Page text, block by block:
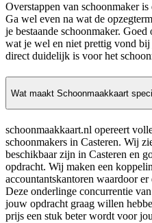
Overstappen van schoonmaker
Ga wel even na wat de
je bestaande schoonmaker.
wat je wel en niet prettig vond
direct duidelijk is voor het
Wat maakt Schoonmaakkaart
schoonmaakkaart.nl opereert
schoonmakers in Casteren. Wij
beschikbaar zijn in Casteren en
opdracht. Wij maken een
accountantskantoren waardoor
Deze onderlinge concurrentie
jouw opdracht graag willen
prijs een stuk beter wordt voor